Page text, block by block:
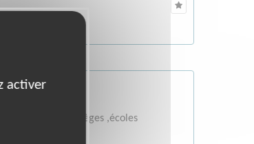
les lycées, collèges ,écoles
activer